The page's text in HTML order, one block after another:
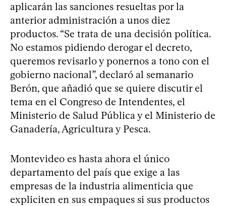
aplicarán las sanciones resueltas por la
anterior administración a unos diez
productos. “Se trata de una decisión política.
No estamos pidiendo derogar el decreto,
queremos revisarlo y ponernos a tono con el
gobierno nacional”, declaró al semanario
Berón, que añadió que se quiere discutir el
tema en el Congreso de Intendentes, el
Ministerio de Salud Pública y el Ministerio de
Ganadería, Agricultura y Pesca.
Montevideo es hasta ahora el único
departamento del país que exige a las
empresas de la industria alimenticia que
expliciten en sus empaques si sus productos